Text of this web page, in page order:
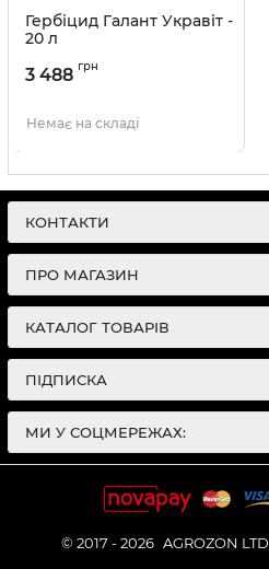
Гербіцид Галант Укравіт -
20 л
3 488 грн
Немає на складі
КОНТАКТИ
ПРО МАГАЗИН
КАТАЛОГ ТОВАРІВ
ПІДПИСКА
МИ У СОЦМЕРЕЖАХ:
© 2017 - 2026 AGROZON LTD.